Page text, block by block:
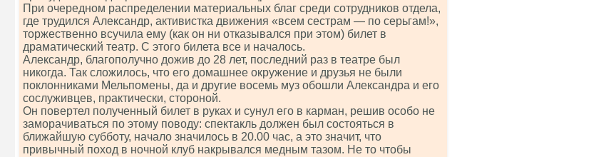
При очередном распределении материальных благ среди сотрудников отдела,
где трудился Александр, активистка движения «всем сестрам — по серьгам!»,
торжественно всучила ему (как он ни отказывался при этом) билет в
драматический театр. С этого билета все и началось.
Александр, благополучно дожив до 28 лет, последний раз в театре был
никогда. Так сложилось, что его домашнее окружение и друзья не были
поклонниками Мельпомены, да и другие восемь муз обошли Александра и его
сослуживцев, практически, стороной.
Он повертел полученный билет в руках и сунул его в карман, решив особо не
заморачиваться по этому поводу: спектакль должен был состояться в
ближайшую субботу, начало значилось в 20.00 час, а это значит, что
привычный поход в ночной клуб накрывался медным тазом. Не то чтобы